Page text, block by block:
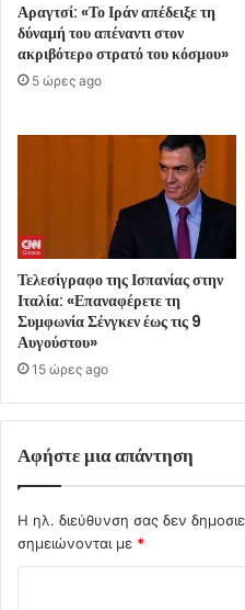
Αραγτσί: «Το Ιράν απέδειξε τη
δύναμή του απέναντι στον
ακριβότερο στρατό του κόσμου»
5 ώρες ago
Τελεσίγραφο της Ισπανίας στην
Ιταλία: «Επαναφέρετε τη
Συμφωνία Σένγκεν έως τις 9
Αυγούστου»
15 ώρες ago
Αφήστε μια απάντηση
Η ηλ. διεύθυνση σας δεν
σημειώνονται με *